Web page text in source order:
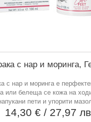
с нар и моринга,
с нар и моринга е
или белеща се кожа на
пети и упорити
14,30 € / 27,97 лв